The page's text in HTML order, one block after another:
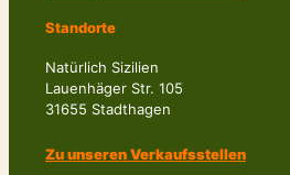
Standorte
Natürlich Sizilien
Lauenhäger Str. 105
31655 Stadthagen
Zu unseren Verkaufsstellen